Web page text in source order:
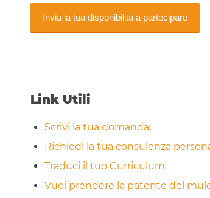
Link Utili
Scrivi la tua domanda;
Richiedi la tua consulenza
Traduci il tuo Curriculum;
Vuoi prendere la patente del